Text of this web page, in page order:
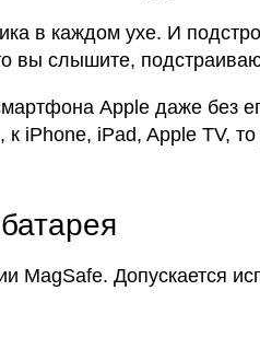
в каждом ухе. И
слышите,
Apple даже без
iPhone, iPad, Apple TV, то
Допускается